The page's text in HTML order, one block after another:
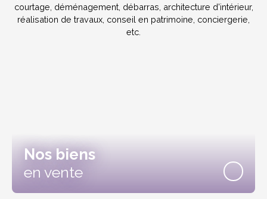
courtage, déménagement, débarras, architecture d'intérieur,
réalisation de travaux, conseil en patrimoine, conciergerie,
etc.
Nos biens
en vente